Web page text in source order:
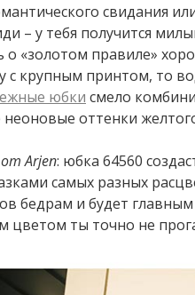
свидания
– у тебя получится
о «золотом правиле»
с крупным принтом, то
юбки смело
неоновые оттенки
отArjen: юбка 64560
самых разных
бедрам и будет
цветом ты точно не